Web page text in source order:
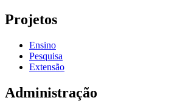
Projetos
Ensino
Pesquisa
Extensão
Administração